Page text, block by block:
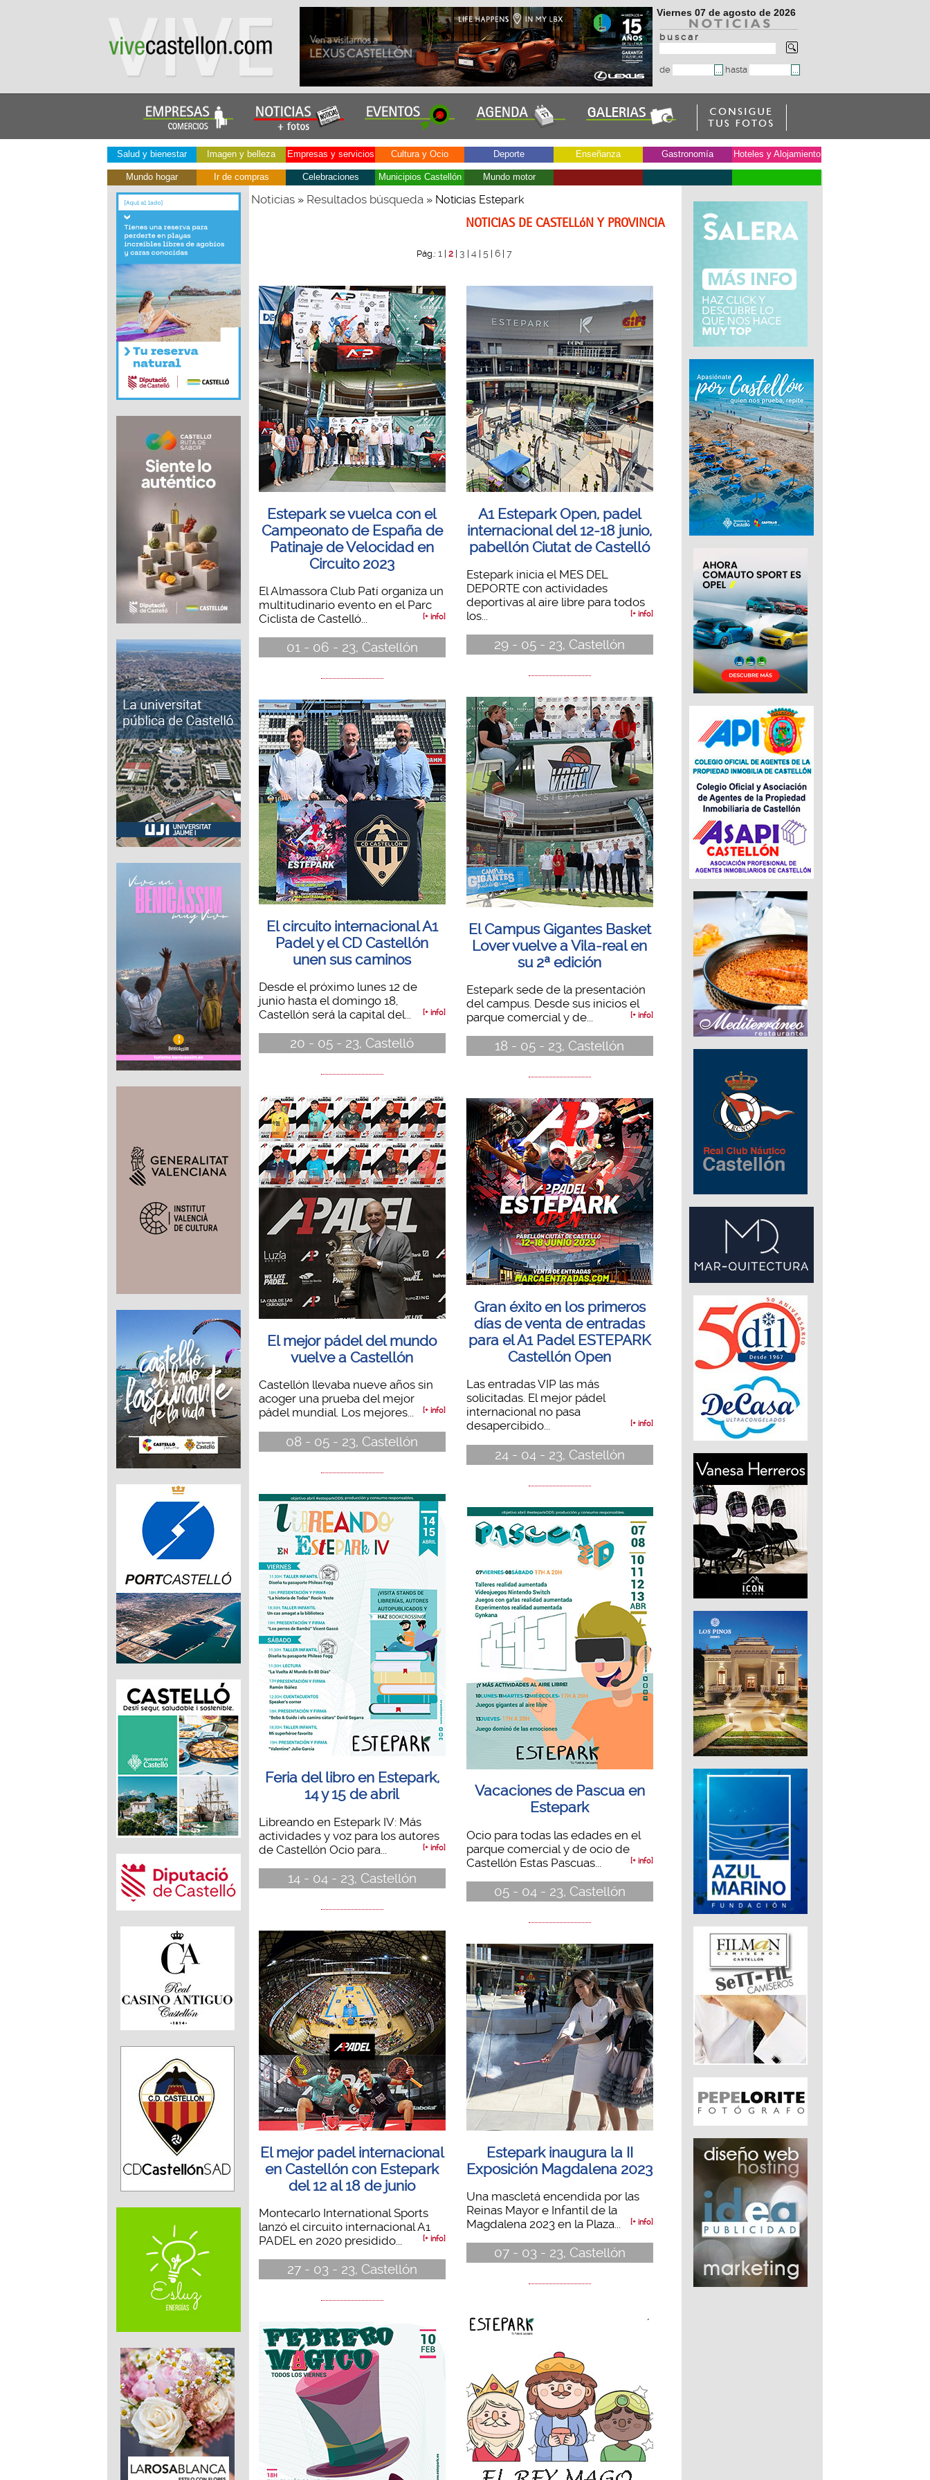
Viernes 07 de agosto de 2026
b u s c a r
de hasta
Salud y bienestar Imagen y belleza Empresas y servicios Cultura y Ocio Deporte Enseñanza Gastronomía Hoteles y Alojamiento
Mundo hogar Ir de compras Celebraciones Municipios Castellón Mundo motor
Noticias» Resultados búsqueda» Noticias Estepark
NOTICIAS DE CASTELLóN Y PROVINCIA
Pág.: 1 2 3 4 5 6 7
Estepark se vuelca con el
Campeonato de España de
Patinaje de Velocidad en
Circuito 2023
El Almassora Club Patí organiza un
multitudinario evento en el Parc
Ciclista de Castelló...
[+ info]
01 - 06 - 23, Castellón
El circuito internacional A1
Padel y el CD Castellón
unen sus caminos
Desde el próximo lunes 12 de
junio hasta el domingo 18,
Castellón será la capital del...
[+ info]
20 - 05 - 23, Castelló
El mejor pádel del mundo
vuelve a Castellón
Castellón llevaba nueve años sin
acoger una prueba del mejor
pádel mundial. Los mejores...
[+ info]
08 - 05 - 23, Castellón
Feria del libro en Estepark,
14 y 15 de abril
Libreando en Estepark IV: Más
actividades y voz para los autores
de Castellón Ocio para...
[+ info]
14 - 04 - 23, Castellón
El mejor padel internacional
en Castellón con Estepark
del 12 al 18 de junio
Montecarlo International Sports
lanzó el circuito internacional A1
PADEL en 2020 presidido...
[+ info]
27 - 03 - 23, Castellón
A1 Estepark Open, padel
internacional del 12-18 junio,
pabellón Ciutat de Castelló
Estepark inicia el MES DEL
DEPORTE con actividades
deportivas al aire libre para todos
los...
[+ info]
29 - 05 - 23, Castellón
El Campus Gigantes Basket
Lover vuelve a Vila-real en
su 2ª edición
Estepark sede de la presentación
del campus. Desde sus inicios el
parque comercial y de...
[+ info]
18 - 05 - 23, Castellón
Gran éxito en los primeros
días de venta de entradas
para el A1 Padel ESTEPARK
Castellón Open
Las entradas VIP las más
solicitadas. El mejor pádel
internacional no pasa
desapercibido...
[+ info]
24 - 04 - 23, Castellón
Vacaciones de Pascua en
Estepark
Ocio para todas las edades en el
parque comercial y de ocio de
Castellón Estas Pascuas...
[+ info]
05 - 04 - 23, Castellón
Estepark inaugura la II
Exposición Magdalena 2023
Una mascletá encendida por las
Reinas Mayor e Infantil de la
Magdalena 2023 en la Plaza...
[+ info]
07 - 03 - 23, Castellón